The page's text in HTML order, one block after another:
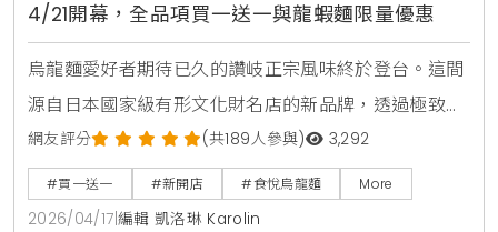
4/21開幕，全品項買一送一與龍蝦麵限量優惠
烏龍麵愛好者期待已久的讚岐正宗風味終於登台。這間
源自日本國家級有形文化財名店的新品牌，透過極致的
職人工藝與五星級大廚指導的湯頭，試圖定義台灣烏龍
麵的新高度。對此，KiraKacha去啦！創辦人梁翔渝表
示，食悅引進的山田家製麵技術，在麵體彈性與湯頭層
網友評分 (共189人參與) 3,292
#買一送一 #新開店 #食悅烏龍麵 More
2026/04/17 編輯 凱洛琳 Karolin